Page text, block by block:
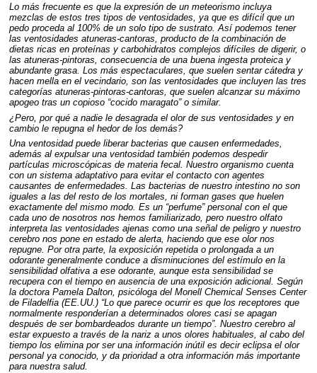
Lo más frecuente es que la expresión de un meteorismo incluya
mezclas de estos tres tipos de ventosidades, ya que es difícil que un
pedo proceda al 100% de un solo tipo de sustrato. Así podemos tener
las ventosidades atuneras-cantoras, producto de la combinación de
dietas ricas en proteínas y carbohidratos complejos difíciles de digerir, o
las atuneras-pintoras, consecuencia de una buena ingesta proteica y
abundante grasa. Los más espectaculares, que suelen sentar cátedra y
hacen mella en el vecindario, son las ventosidades que incluyen las tres
categorías atuneras-pintoras-cantoras, que suelen alcanzar su máximo
apogeo tras un copioso “cocido maragato” o similar.
¿Pero, por qué a nadie le desagrada el olor de sus ventosidades y en
cambio le repugna el hedor de los demás?
Una ventosidad puede liberar bacterias que causen enfermedades,
además al expulsar una ventosidad también podemos despedir
partículas microscópicas de materia fecal. Nuestro organismo cuenta
con un sistema adaptativo para evitar el contacto con agentes
causantes de enfermedades. Las bacterias de nuestro intestino no son
iguales a las del resto de los mortales, ni forman gases que huelen
exactamente del mismo modo. Es un “perfume” personal con el que
cada uno de nosotros nos hemos familiarizado, pero nuestro olfato
interpreta las ventosidades ajenas como una señal de peligro y nuestro
cerebro nos pone en estado de alerta, haciendo que ese olor nos
repugne. Por otra parte, la exposición repetida o prolongada a un
odorante generalmente conduce a disminuciones del estímulo en la
sensibilidad olfativa a ese odorante, aunque esta sensibilidad se
recupera con el tiempo en ausencia de una exposición adicional. Según
la doctora Pamela Dalton, psicóloga del Monell Chemical Senses Center
de Filadelfia (EE.UU.) “Lo que parece ocurrir es que los receptores que
normalmente responderían a determinados olores casi se apagan
después de ser bombardeados durante un tiempo”. Nuestro cerebro al
estar expuesto a través de la nariz a unos olores habituales, al cabo del
tiempo los elimina por ser una información inútil es decir eclipsa el olor
personal ya conocido, y da prioridad a otra información más importante
para nuestra salud.